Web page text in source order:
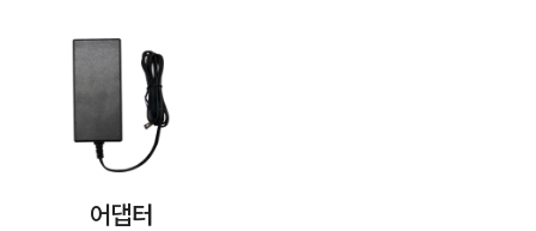
어댑터